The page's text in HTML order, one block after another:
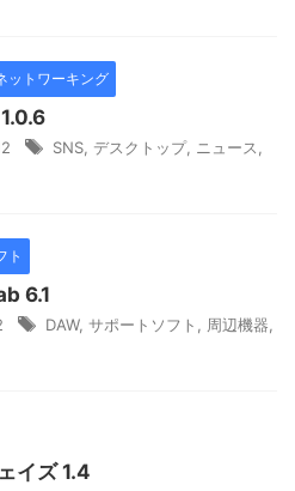
ットワーキング
SNS デスクトップ, ニュース
ト
6.1
DAW, サポートソフト 周辺機器
イズ 1.4